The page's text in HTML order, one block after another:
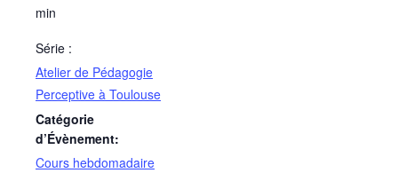
min
Série :
Atelier de Pédagogie
Perceptive à Toulouse
Catégorie
d’Évènement:
Cours hebdomadaire